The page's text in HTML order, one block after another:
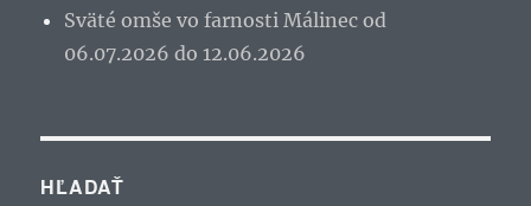
Sväté omše vo farnosti Málinec od
06.07.2026 do 12.06.2026
HĽADAŤ